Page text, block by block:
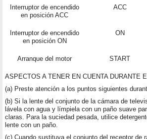
Interruptor de encendido
en posición ACC
ACC
Interruptor de encendido
en posición ON
ON
Arranque del motor START
ASPECTOS A TENER EN CUENTA DURANTE
(a) Preste atención a los puntos siguientes
(b) Si la lente del conjunto de la cámara de
lávela con agua y límpiela con un paño suave
claras. Para la suciedad pesada, utilice
lente con un paño.
(c) Cuando sustituya el conjunto del receptor de